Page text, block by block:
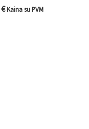
€Kaina su PVM